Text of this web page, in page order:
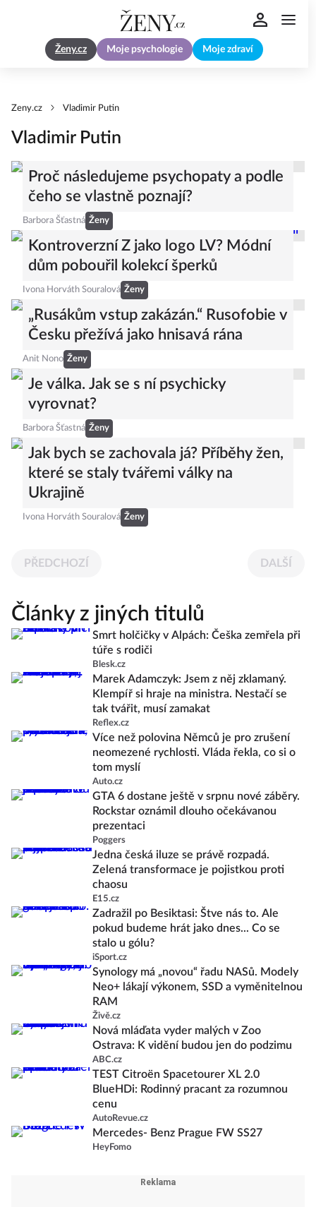
Ženy.cz Moje psychologie Moje zdraví
Zeny.cz Vladimir Putin
Vladimir Putin
Proč následujeme psychopaty a podle
čeho se vlastně poznají?
Barbora Šťastná Ženy
Kontroverzní Z jako logo LV? Módní
dům pobouřil kolekcí šperků
Ivona Horváth Souralová Ženy
„Rusákům vstup zakázán.“ Rusofobie v
Česku přežívá jako hnisavá rána
Anit Nono Ženy
Je válka. Jak se s ní psychicky
vyrovnat?
Barbora Šťastná Ženy
Jak bych se zachovala já? Příběhy žen,
které se staly tvářemi války na
Ukrajině
Ivona Horváth Souralová Ženy
PŘEDCHOZÍ DALŠÍ
Články z jiných titulů
Smrt holčičky v Alpách: Češka zemřela při
túře s rodiči
Blesk.cz
Marek Adamczyk: Jsem z něj zklamaný.
Klempíř si hraje na ministra. Nestačí se
tak tvářit, musí zamakat
Reflex.cz
Více než polovina Němců je pro zrušení
neomezené rychlosti. Vláda řekla, co si o
tom myslí
Auto.cz
GTA 6 dostane ještě v srpnu nové záběry.
Rockstar oznámil dlouho očekávanou
prezentaci
Poggers
Jedna česká iluze se právě rozpadá.
Zelená transformace je pojistkou proti
chaosu
E15.cz
Zadražil po Besiktasi: Štve nás to. Ale
pokud budeme hrát jako dnes... Co se
stalo u gólu?
iSport.cz
Synology má „novou“ řadu NASů. Modely
Neo+ lákají výkonem, SSD a vyměnitelnou
RAM
Živě.cz
Nová mláďata vyder malých v Zoo
Ostrava: K vidění budou jen do podzimu
ABC.cz
TEST Citroën Spacetourer XL 2.0
BlueHDi: Rodinný pracant za rozumnou
cenu
AutoRevue.cz
Mercedes- Benz Prague FW SS27
HeyFomo